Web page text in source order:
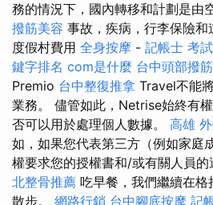
務的情況下，國內轉移和計劃是由
撥筋美容 事故，疾病，行李保險和
度假村費用 全身按摩 - 記帳士 考
鍵字排名 com是什麼 台中頭部撥筋
Premio 台中整復推拿 Travel不能
業務。 儘管如此，Netrise始終有
否可以用於處理個人數據。 高雄
如，如果您代表第三方（例如家庭
權要求您的授權書和/或有關人員的
北整骨推薦 吃早餐，我們繼續在
散步。 網路行銷 台中腳底按摩 記